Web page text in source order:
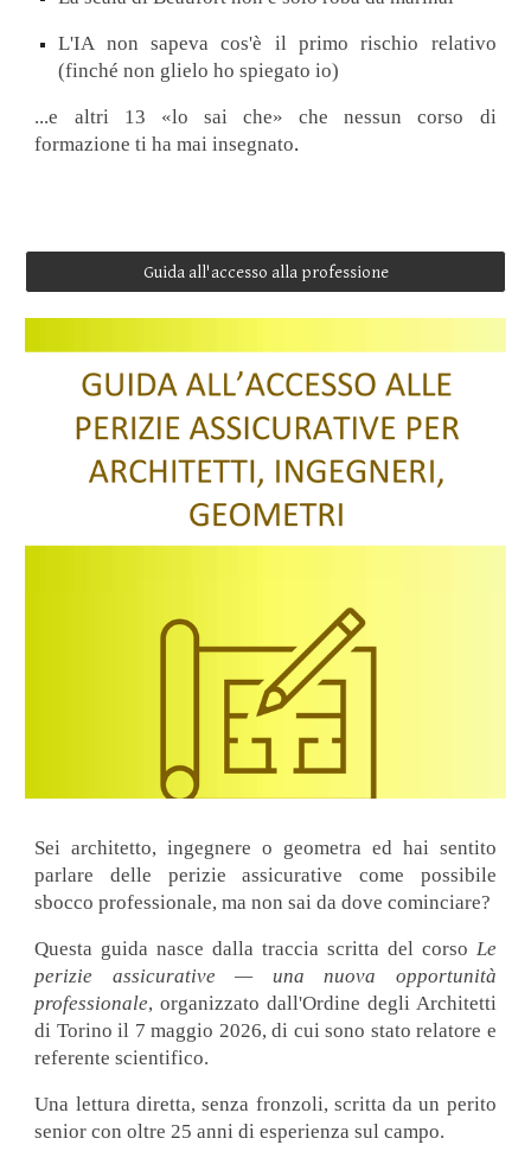
L'IA non sapeva cos'è il primo rischio relativo
(finché non glielo ho spiegato io)
...e altri 13 «lo sai che» che nessun corso di
formazione ti ha mai insegnato.
Guida all'accesso alla professione
Sei architetto, ingegnere o geometra ed hai sentito
parlare delle perizie assicurative come possibile
sbocco professionale, ma non sai da dove cominciare?
Questa guida nasce dalla traccia scritta del corso Le
perizie assicurative — una nuova opportunità
professionale, organizzato dall'Ordine degli Architetti
di Torino il 7 maggio 2026, di cui sono stato relatore e
referente scientifico.
Una lettura diretta, senza fronzoli, scritta da un perito
senior con oltre 25 anni di esperienza sul campo.